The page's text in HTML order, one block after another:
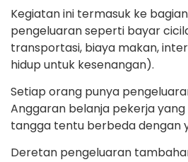
Kegiatan ini termasuk ke
pengeluaran seperti bayar
transportasi, biaya makan,
hidup untuk kesenangan).
Setiap orang punya
Anggaran belanja pekerja
tangga tentu berbeda dengan
Deretan pengeluaran